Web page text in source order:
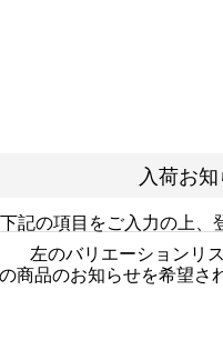
入荷お
下記の項目をご入力の上、
左のバリエーションリ
商品のお知らせを希望さ